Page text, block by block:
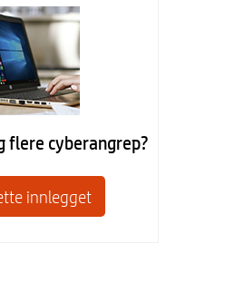
flere cyberangrep?
innlegget